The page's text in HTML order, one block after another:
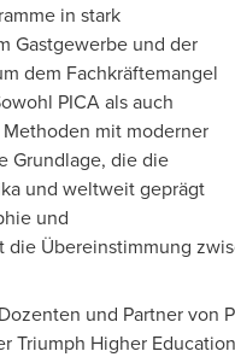
in stark
Gastgewerbe und der
dem Fachkräftemangel
PICA als auch
mit moderner
Grundlage, die die
und weltweit geprägt
und
die Übereinstimmung
und Partner
Triumph Higher